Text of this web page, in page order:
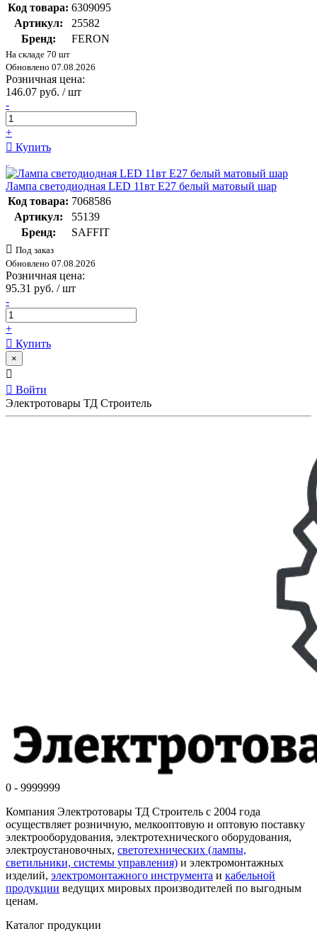
Код товара: 6309095
Артикул:
25582
Бренд:
FERON
На складе 70 шт
Обновлено 07.08.2026
Розничная цена:
146.07 руб. / шт
-
+
Купить
Лампа светодиодная LED 11вт Е27 белый матовый шар
Код товара: 7068586
Артикул:
55139
Бренд:
SAFFIT
Под заказ
Обновлено 07.08.2026
Розничная цена:
95.31 руб. / шт
-
+
Купить
×
Войти
Электротовары ТД Строитель
0 - 9999999
Компания Электротовары ТД Строитель с 2004 года
осуществляет розничную, мелкооптовую и оптовую поставку
электрооборудования, электротехнического оборудования,
электроустановочных, светотехнических (лампы,
светильники, системы управления) и электромонтажных
изделий, электромонтажного инструмента и кабельной
продукции ведущих мировых производителей по выгодным
ценам.
Каталог продукции